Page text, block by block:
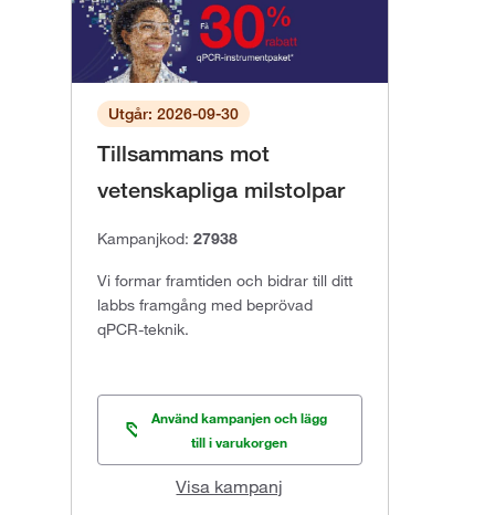
Utgår: 2026-09-30
Tillsammans mot
vetenskapliga milstolpar
Kampanjkod: 27938
Vi formar framtiden och bidrar till ditt
labbs framgång med beprövad
qPCR-teknik.
Använd kampanjen och lägg
till i varukorgen
Visa kampanj